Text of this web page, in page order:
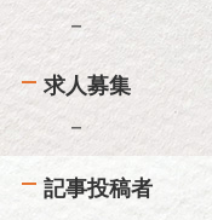
－
求人募集
－
記事投稿者